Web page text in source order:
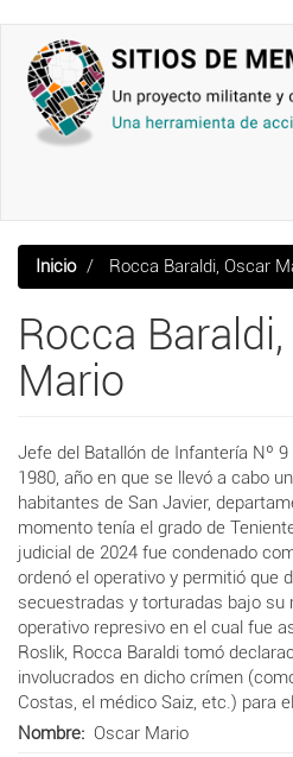
contenido
principal
Inicio Rocca Baraldi, Oscar
Rocca
Mario
Jefe del Batallón de Infantería Nº
1980, año en que se llevó a cabo
habitantes de San Javier,
momento tenía el grado de
judicial de 2024 fue condenado
ordenó el operativo y permitió que
secuestradas y torturadas bajo su
operativo represivo en el cual fue
Roslik, Rocca Baraldi tomó
involucrados en dicho crímen
Costas, el médico Saiz, etc.) para
Nombre
Oscar Mario